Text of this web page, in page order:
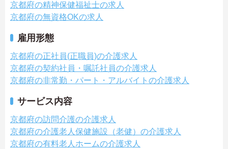
京都府の精神保健福祉士の求人
京都府の無資格OKの求人
雇用形態
京都府の正社員(正職員)の介護求人
京都府の契約社員・嘱託社員の介護求人
京都府の非常勤・パート・アルバイトの介護求人
サービス内容
京都府の訪問介護の介護求人
京都府の介護老人保健施設（老健）の介護求人
京都府の有料老人ホームの介護求人